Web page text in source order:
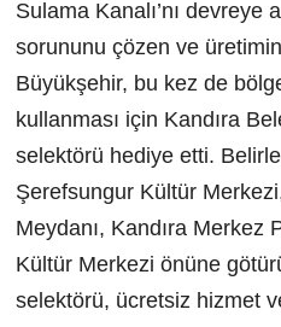
Sulama Kanalı’nı
sorununu çözen ve üretimin
Büyükşehir, bu kez de
kullanması için Kandıra
selektörü hediye etti.
Şerefsungur Kültür
Meydanı, Kandıra Merkez
Kültür Merkezi önüne
selektörü, ücretsiz hizmet